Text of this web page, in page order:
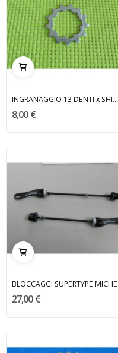
INGRANAGGIO 13 DENTI x SHIMANO 10 V MICHE
8,00 €
BLOCCAGGI SUPERTYPE MICHE
27,00 €